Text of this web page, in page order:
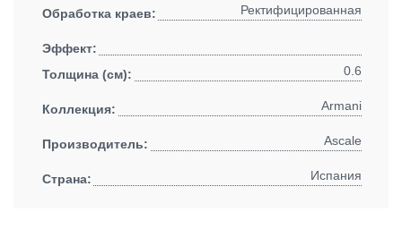
Обработка краев: Ректифицированная
Эффект:
Толщина (см):
0.6
Коллекция: Armani
Производитель: Ascale
Страна: Испания